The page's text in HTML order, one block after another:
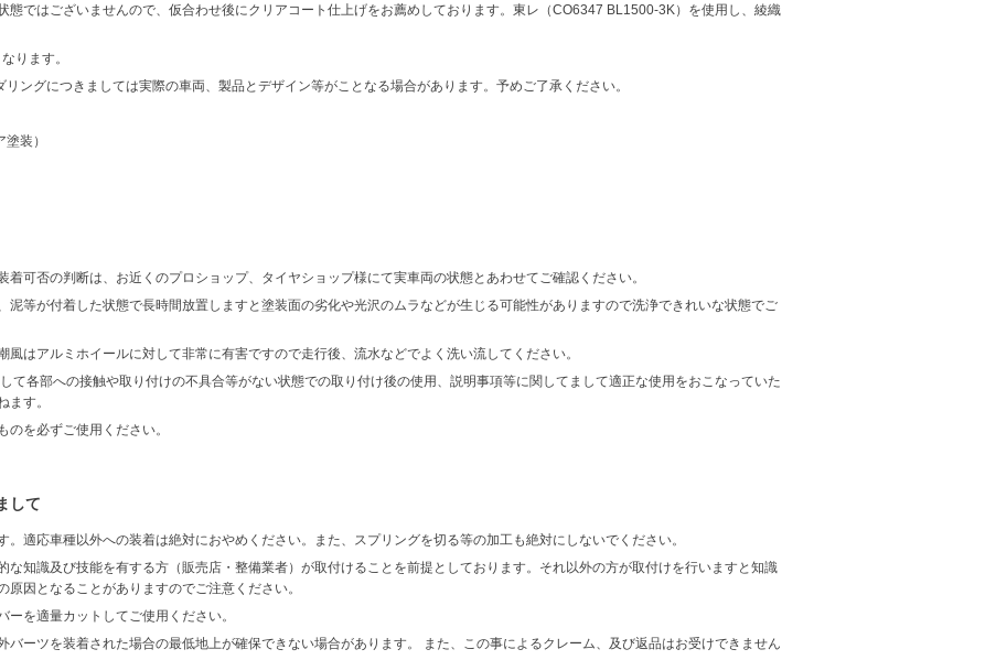
態ではございませんので、仮合わせ後にクリアコート仕上げをお薦めしております。東レ（CO6347 BL1500-3K）を使用し、綾織
ります。
ングにつきましては実際の車両、製品とデザイン等がことなる場合があります。予めご了承ください。
装）
可否の判断は、お近くのプロショップ、タイヤショップ様にて実車両の状態とあわせてご確認ください。
泥等が付着した状態で長時間放置しますと塗装面の劣化や光沢のムラなどが生じる可能性がありますので洗浄できれいな状態でご
はアルミホイールに対して非常に有害ですので走行後、流水などでよく洗い流してください。
て各部への接触や取り付けの不具合等がない状態での取り付け後の使用、説明事項等に関してまして適正な使用をおこなっていた
ます。
を必ずご使用ください。
して
。適応車種以外への装着は絶対におやめください。また、スプリングを切る等の加工も絶対にしないでください。
な知識及び技能を有する方（販売店・整備業者）が取付けることを前提としております。それ以外の方が取付けを行いますと知識
因となることがありますのでご注意ください。
を適量カットしてご使用ください。
バーツを装着された場合の最低地上が確保できない場合があります。 また、この事によるクレーム、及び返品はお受けできません